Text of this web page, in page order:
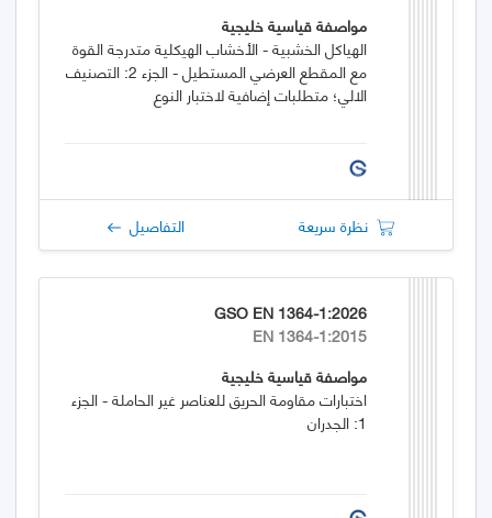
مواصفة قياسية خليجية
الهياكل الخشبية - الأخشاب الهيكلية متدرجة القوة
مع المقطع العرضي المستطيل - الجزء 2: التصنيف
الالي؛ متطلبات إضافية لاختبار النوع
نظرة سريعة التفاصيل
GSO EN 1364-1:2026
EN 1364-1:2015
مواصفة قياسية خليجية
اختبارات مقاومة الحريق للعناصر غير الحاملة - الجزء
1: الجدران